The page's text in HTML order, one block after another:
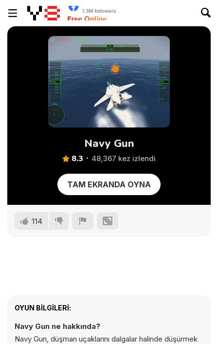
Navy Gun
8.3 48,367 kez izlendi
TAM EKRANDA OYNA
114
OYUN BILGILERI:
Navy Gun ne hakkında?
Navy Gun, düşman uçaklarını dalgalar halinde düşürmek